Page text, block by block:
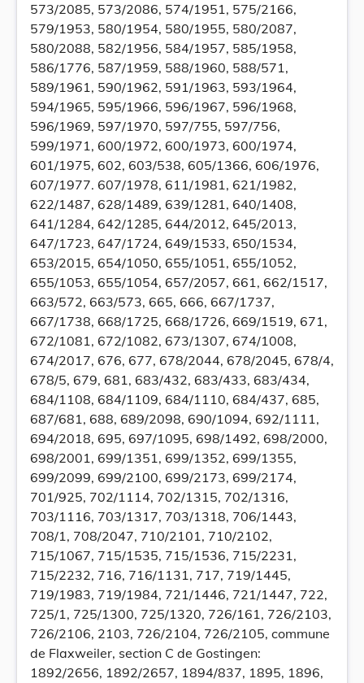
573/2085, 573/2086, 574/1951, 575/2166,
579/1953, 580/1954, 580/1955, 580/2087,
580/2088, 582/1956, 584/1957, 585/1958,
586/1776, 587/1959, 588/1960, 588/571,
589/1961, 590/1962, 591/1963, 593/1964,
594/1965, 595/1966, 596/1967, 596/1968,
596/1969, 597/1970, 597/755, 597/756,
599/1971, 600/1972, 600/1973, 600/1974,
601/1975, 602, 603/538, 605/1366, 606/1976,
607/1977. 607/1978, 611/1981, 621/1982,
622/1487, 628/1489, 639/1281, 640/1408,
641/1284, 642/1285, 644/2012, 645/2013,
647/1723, 647/1724, 649/1533, 650/1534,
653/2015, 654/1050, 655/1051, 655/1052,
655/1053, 655/1054, 657/2057, 661, 662/1517,
663/572, 663/573, 665, 666, 667/1737,
667/1738, 668/1725, 668/1726, 669/1519, 671,
672/1081, 672/1082, 673/1307, 674/1008,
674/2017, 676, 677, 678/2044, 678/2045, 678/4,
678/5, 679, 681, 683/432, 683/433, 683/434,
684/1108, 684/1109, 684/1110, 684/437, 685,
687/681, 688, 689/2098, 690/1094, 692/1111,
694/2018, 695, 697/1095, 698/1492, 698/2000,
698/2001, 699/1351, 699/1352, 699/1355,
699/2099, 699/2100, 699/2173, 699/2174,
701/925, 702/1114, 702/1315, 702/1316,
703/1116, 703/1317, 703/1318, 706/1443,
708/1, 708/2047, 710/2101, 710/2102,
715/1067, 715/1535, 715/1536, 715/2231,
715/2232, 716, 716/1131, 717, 719/1445,
719/1983, 719/1984, 721/1446, 721/1447, 722,
725/1, 725/1300, 725/1320, 726/161, 726/2103,
726/2106, 2103, 726/2104, 726/2105, commune
de Flaxweiler, section C de Gostingen:
1892/2656, 1892/2657, 1894/837, 1895, 1896,